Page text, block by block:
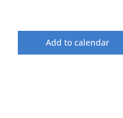
Add to calendar